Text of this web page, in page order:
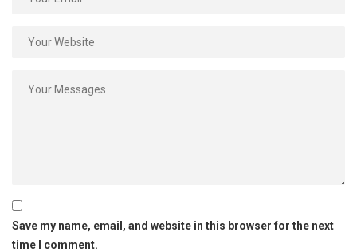
Save my name, email, and website in this browser for the next
time I comment.